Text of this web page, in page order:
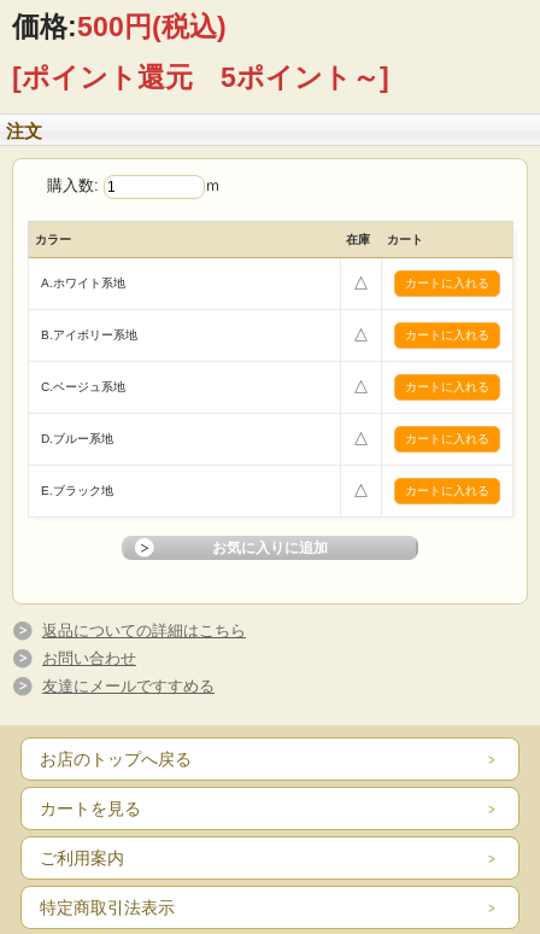
☆価格は1mです。
☆生地は1m単位で切り売りいたします。
1mの場合→「1」 5mの場合→「5」
とご入力の程 宜しくお願いたします。
☆1点のご注文に対して、基本的に生地はつながった状態で送らせていただきま
す。
☆画面上で見た色と実際の商品の色とは、写真撮影時の光源 またはお客様がお使
パソコンモニターによって、多少異なる場合がございます。ご了承ください。
反毎に行う様お願い致します。
☆反物(基本的には丸巻36ｍ)でお買い上げの場合は卸価格販売させていただきま
まずはお気軽にメール・お電話でお問い合わせください。
価格:500円(税込)
[ポイント還元 5ポイント～]
注文
購入数: ｍ
カラー 在庫 カート
A.ホワイト系地 △
B.アイボリー系地 △
C.ベージュ系地 △
D.ブルー系地 △
E.ブラック地 △
返品についての詳細はこちら
お問い合わせ
友達にメールですすめる
お店のトップへ戻る
カートを見る
ご利用案内
特定商取引法表示